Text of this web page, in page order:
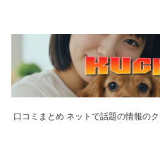
口コミまとめ ネットで話題の情報の